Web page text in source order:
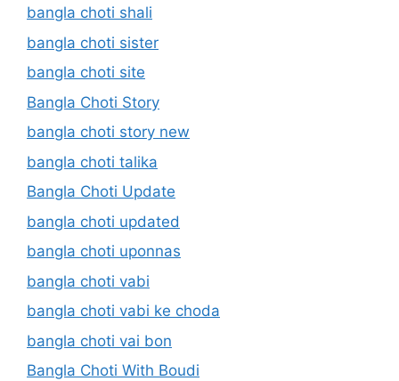
bangla choti shali
bangla choti sister
bangla choti site
Bangla Choti Story
bangla choti story new
bangla choti talika
Bangla Choti Update
bangla choti updated
bangla choti uponnas
bangla choti vabi
bangla choti vabi ke choda
bangla choti vai bon
Bangla Choti With Boudi